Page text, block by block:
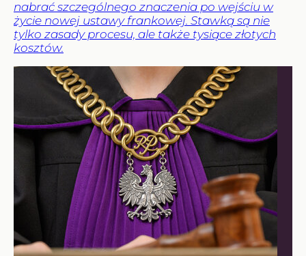
nabrać szczególnego znaczenia po wejściu w
życie nowej ustawy frankowej. Stawką są nie
tylko zasady procesu, ale także tysiące złotych
kosztów.